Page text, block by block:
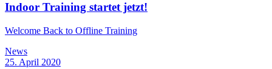
Indoor Training startet jetzt!
Welcome Back to Offline Training
News
25. April 2020